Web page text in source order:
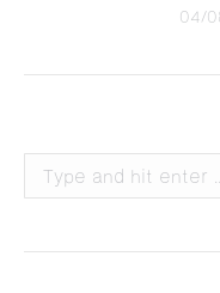
04/
Search: